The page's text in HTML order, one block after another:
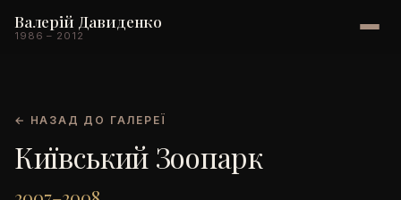
Валерій Давиденко
1986 – 2012
← НАЗАД ДО ГАЛЕРЕЇ
Київський Зоопарк